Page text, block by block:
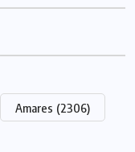
Amares (2306)